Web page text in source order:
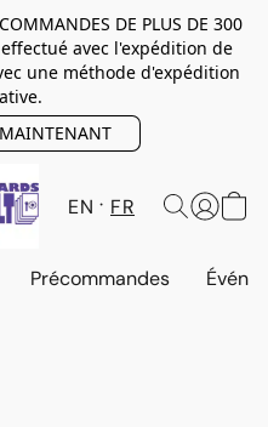
DE PLUS DE 300
effectué avec l'expédition de
une méthode d'expédition
EN FR
Précommandes